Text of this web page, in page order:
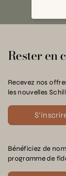
Rester en
Recevez nos
les nouvelles
Bénéficiez de
programme de